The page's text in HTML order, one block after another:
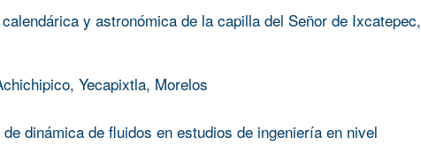
y astronómica de la capilla del Señor de Ixcatepec,
Yecapixtla, Morelos
dinámica de fluidos en estudios de ingeniería en nivel